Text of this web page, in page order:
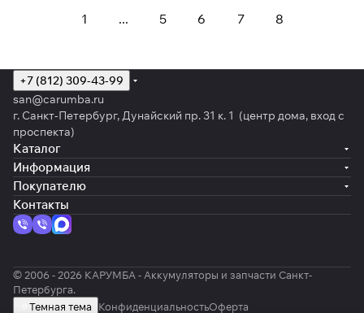
1 ... 5 6 7 8
+7 (812) 309-43-99
san@carumba.ru
г. Санкт-Петербург, Дунайский пр. 31 к. 1 (центр дома, вход с
проспекта)
Каталог
Информация
Покупателю
Контакты
© 2006 - 2026 КАРУМБА - Аккумуляторы и запчасти Санкт-
Петербурга.
Темная тема
КонфиденциальностьОферта